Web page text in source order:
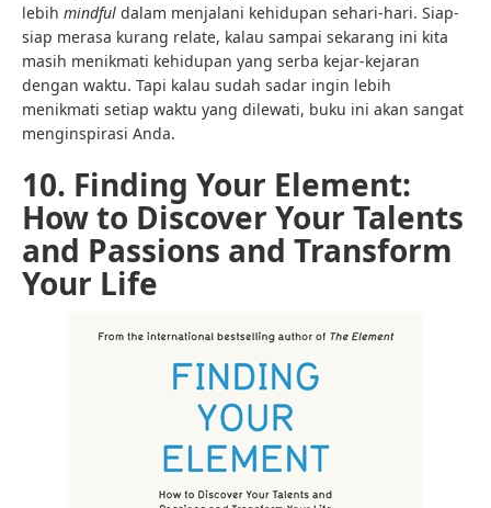
lebih mindful dalam menjalani kehidupan sehari-hari. Siap-
siap merasa kurang relate, kalau sampai sekarang ini kita
masih menikmati kehidupan yang serba kejar-kejaran
dengan waktu. Tapi kalau sudah sadar ingin lebih
menikmati setiap waktu yang dilewati, buku ini akan sangat
menginspirasi Anda.
10. Finding Your Element:
How to Discover Your Talents
and Passions and Transform
Your Life